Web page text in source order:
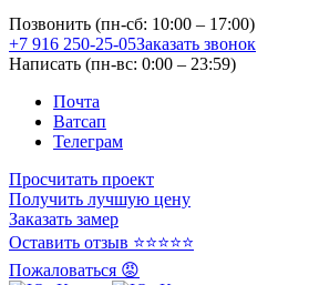
Позвонить (пн-сб: 10:00 – 17:00)
+7 916 250-25-05Заказать звонок
Написать (пн-вс: 0:00 – 23:59)
Почта
Ватсап
Телеграм
Просчитать проект
Получить лучшую цену
Заказать замер
Оставить отзыв ⭐⭐⭐⭐⭐
Пожаловаться 😡